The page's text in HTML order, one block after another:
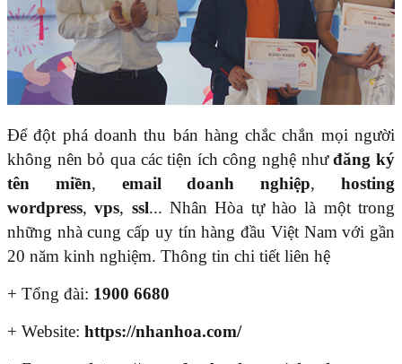
Để đột phá doanh thu bán hàng chắc chắn mọi người
không nên bỏ qua các tiện ích công nghệ nhưđăng ký
tên miền, email doanh nghiệp,hosting
wordpress,vps, ssl... Nhân Hòa tự hào là một trong
những nhà cung cấp uy tín hàng đầu Việt Nam với gần
20 năm kinh nghiệm. Thông tin chi tiết liên hệ
+ Tổng đài: 1900 6680
+ Website: https://nhanhoa.com/